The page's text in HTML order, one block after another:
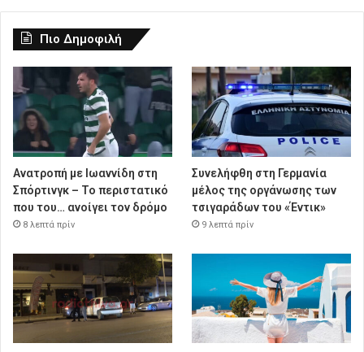
Πιο Δημοφιλή
Ανατροπή με Ιωαννίδη στη
Σπόρτινγκ – Το περιστατικό
που του… ανοίγει τον δρόμο
8 λεπτά πρίν
Συνελήφθη στη Γερμανία
μέλος της οργάνωσης των
τσιγαράδων του «Έντικ»
9 λεπτά πρίν